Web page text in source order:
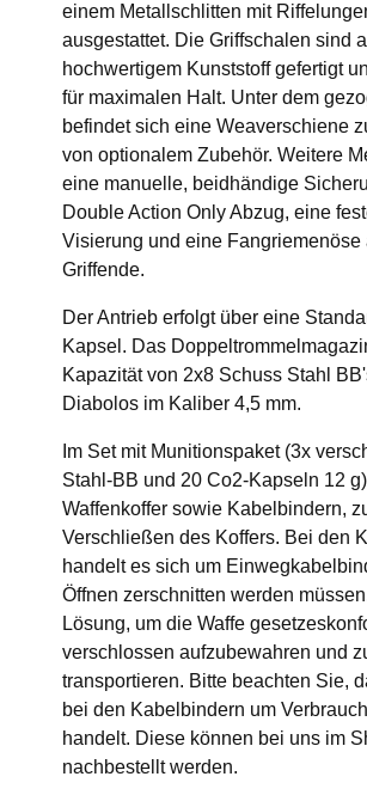
einem Metallschlitten mit
ausgestattet. Die Griffschalen sind
hochwertigem Kunststoff gefertigt
für maximalen Halt. Unter dem
befindet sich eine Weaverschiene
von optionalem Zubehör. Weitere
eine manuelle, beidhändige
Double Action Only Abzug, eine
Visierung und eine Fangriemenöse
Griffende.
Der Antrieb erfolgt über eine
Kapsel. Das
Kapazität von 2x8 Schuss Stahl
Diabolos im Kaliber 4,5 mm.
Im Set mit Munitionspaket (3x
Stahl-BB und 20 Co2-Kapseln 12
Waffenkoffer sowie Kabelbindern,
Verschließen des Koffers. Bei den
handelt es sich um
Öffnen zerschnitten werden
Lösung, um die Waffe
verschlossen aufzubewahren und
transportieren. Bitte beachten Sie,
bei den Kabelbindern um
handelt. Diese können bei uns im
nachbestellt werden.